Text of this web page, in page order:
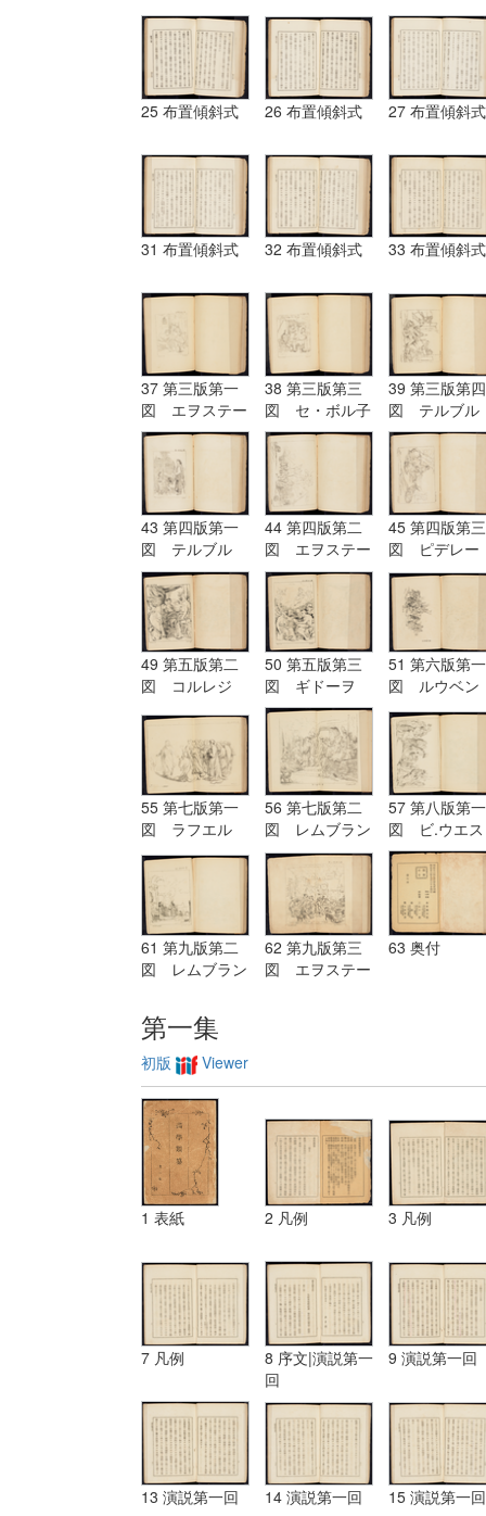
25 布置傾斜式 26 布置傾斜式 27 布置傾斜式
31 布置傾斜式 32 布置傾斜式 33 布置傾斜式
37 第三版第一
図 エヲステー
ド Aostade
38 第三版第三
図 セ・ボル子
ツト I.Burnet
39 第三版第四
図 テルブル
グ terburg
43 第四版第一
図 テルブル
グ Terburg
44 第四版第二
図 エヲステー
ド Aostade
45 第四版第三
図 ピデレー
ル PDeLwer
49 第五版第二
図 コルレジ
50 第五版第三
図 ギドーヲ
Guido
51 第六版第一
図 ルウベン
ス Reubens
55 第七版第一
図 ラフエル
Raffaelle
56 第七版第二
図 レムブラン
ド Rembrandt
57 第八版第一
図 ビ.ウエス
ト B.West
61 第九版第二
図 レムブラン
62 第九版第三
図 エヲステー
63 奥付
第一集
初版 Viewer
1 表紙 2 凡例 3 凡例
7 凡例
8 序文|演説第一
回
9 演説第一回
13 演説第一回 14 演説第一回 15 演説第一回